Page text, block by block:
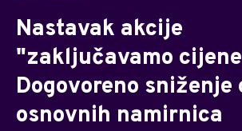
Nastavak akcije
"zaključavamo
Dogovoreno sniženje
osnovnih namirnica